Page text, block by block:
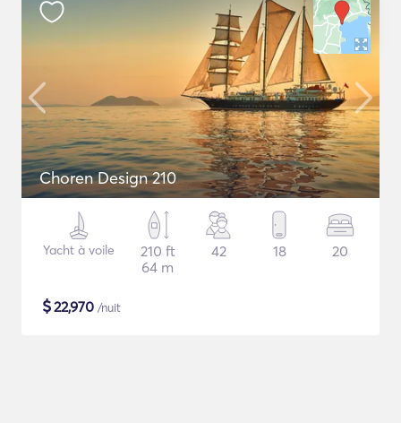
Choren Design 210
Yacht à voile
210 ft
64 m
42 18 20
$22,970 /nuit